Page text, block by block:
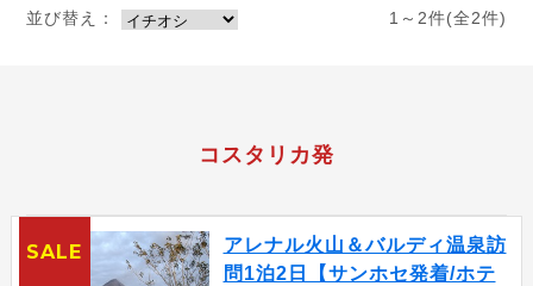
並び替え： 1～2件(全2件)
コスタリカ発
アレナル火山＆バルディ温泉訪
問1泊2日【サンホセ発着/ホテ
SALE